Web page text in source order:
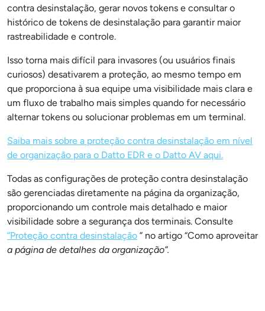
contra desinstalação, gerar novos tokens e consultar o
histórico de tokens de desinstalação para garantir maior
rastreabilidade e controle.
Isso torna mais difícil para invasores (ou usuários finais
curiosos) desativarem a proteção, ao mesmo tempo em
que proporciona à sua equipe uma visibilidade mais clara e
um fluxo de trabalho mais simples quando for necessário
alternar tokens ou solucionar problemas em um terminal.
Saiba mais sobre a proteção contra desinstalação em nível
de organização para o Datto EDR e o Datto AV aqui.
Todas as configurações de proteção contra desinstalação
são gerenciadas diretamente na página da organização,
proporcionando um controle mais detalhado e maior
visibilidade sobre a segurança dos terminais. Consulte
“Proteção contra desinstalação ” no artigo “Como aproveitar
a página de detalhes da organização”.